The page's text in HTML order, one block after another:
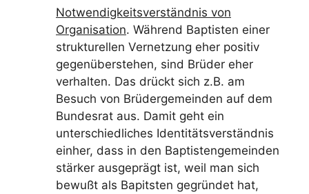
Notwendigkeitsverständnis von
Organisation. Während Baptisten einer
strukturellen Vernetzung eher positiv
gegenüberstehen, sind Brüder eher
verhalten. Das drückt sich z.B. am
Besuch von Brüdergemeinden auf dem
Bundesrat aus. Damit geht ein
unterschiedliches Identitätsverständnis
einher, dass in den Baptistengemeinden
stärker ausgeprägt ist, weil man sich
bewußt als Bapitsten gegründet hat,